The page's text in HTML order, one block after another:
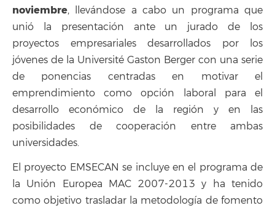
noviembre, llevándose a cabo un programa que
unió la presentación ante un jurado de los
proyectos empresariales desarrollados por los
jóvenes de la Université Gaston Berger con una serie
de ponencias centradas en motivar el
emprendimiento como opción laboral para el
desarrollo económico de la región y en las
posibilidades de cooperación entre ambas
universidades.
El proyecto EMSECAN se incluye en el programa de
la Unión Europea MAC 2007-2013 y ha tenido
como objetivo trasladar la metodología de fomento